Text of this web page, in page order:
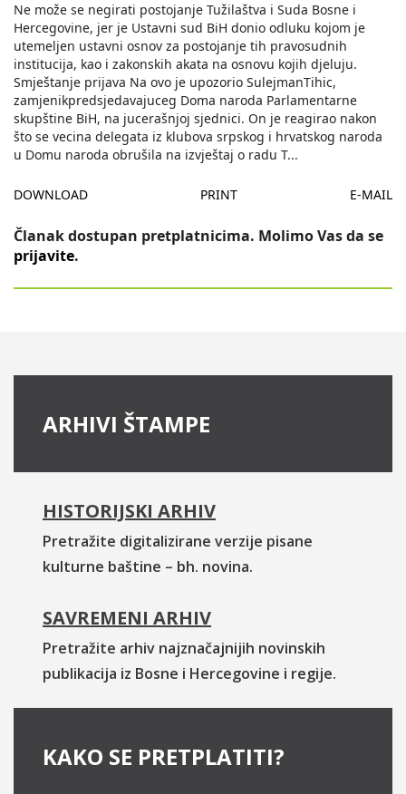
Ne može se negirati postojanje Tužilaštva i Suda Bosne i
Hercegovine, jer je Ustavni sud BiH donio odluku kojom je
utemeljen ustavni osnov za postojanje tih pravosudnih
institucija, kao i zakonskih akata na osnovu kojih djeluju.
Smještanje prijava Na ovo je upozorio SulejmanTihic,
zamjenikpredsjedavajuceg Doma naroda Parlamentarne
skupštine BiH, na jucerašnjoj sjednici. On je reagirao nakon
što se vecina delegata iz klubova srpskog i hrvatskog naroda
u Domu naroda obrušila na izvještaj o radu T...
DOWNLOAD PRINT E-MAIL
Članak dostupan pretplatnicima. Molimo Vas da se
prijavite.
ARHIVI ŠTAMPE
HISTORIJSKI ARHIV
Pretražite digitalizirane verzije pisane
kulturne baštine – bh. novina.
SAVREMENI ARHIV
Pretražite arhiv najznačajnijih novinskih
publikacija iz Bosne i Hercegovine i regije.
KAKO SE PRETPLATITI?